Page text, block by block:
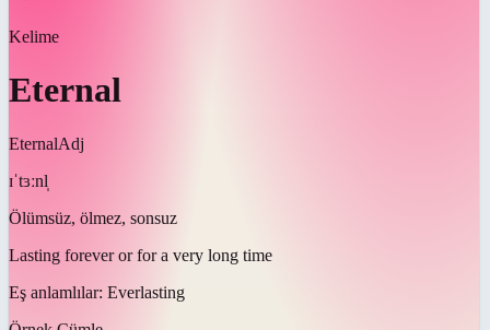
Kelime
Eternal
EternalAdj
ɪˈtɜːnl̩
Ölümsüz, ölmez, sonsuz
Lasting forever or for a very long time
Eş anlamlılar: Everlasting